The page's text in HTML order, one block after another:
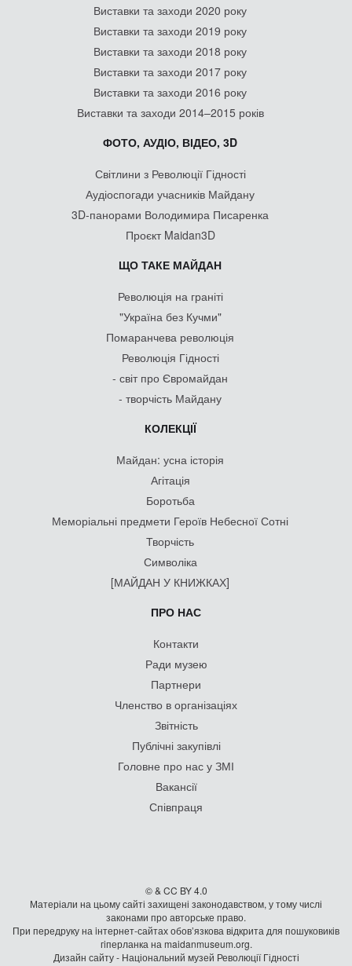
Виставки та заходи 2020 року
Виставки та заходи 2019 року
Виставки та заходи 2018 року
Виставки та заходи 2017 року
Виставки та заходи 2016 року
Виставки та заходи 2014–2015 років
ФОТО, АУДІО, ВІДЕО, 3D
Світлини з Революції Гідності
Аудіоспогади учасників Майдану
3D-панорами Володимира Писаренка
Проєкт Maidan3D
ЩО ТАКЕ МАЙДАН
Революція на граніті
"Україна без Кучми"
Помаранчева революція
Революція Гідності
- світ про Євромайдан
- творчість Майдану
КОЛЕКЦІЇ
Майдан: усна історія
Агітація
Боротьба
Меморіальні предмети Героїв Небесної Сотні
Творчість
Символіка
[МАЙДАН У КНИЖКАХ]
ПРО НАС
Контакти
Ради музею
Партнери
Членство в організаціях
Звітність
Публічні закупівлі
Головне про нас у ЗМІ
Вакансії
Співпраця
© & CC BY 4.0
Матеріали на цьому сайті захищені законодавством, у тому числі
законами про авторське право.
При передруку на iнтернет-сайтах обов’язкова відкрита для пошуковиків
гiперланка на maidanmuseum.org.
Дизайн сайту - Національний музей Революції Гідності